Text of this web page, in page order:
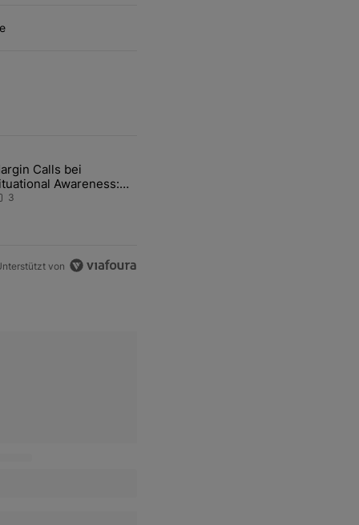
Artikel der letzten 7 days.
Hott eines Anlagestrategen" mit 2 kommentare.
mit dem Titel "Margin Calls bei Situational Awareness: Alles
Calls bei
Awareness:
über den Retter-
3
von